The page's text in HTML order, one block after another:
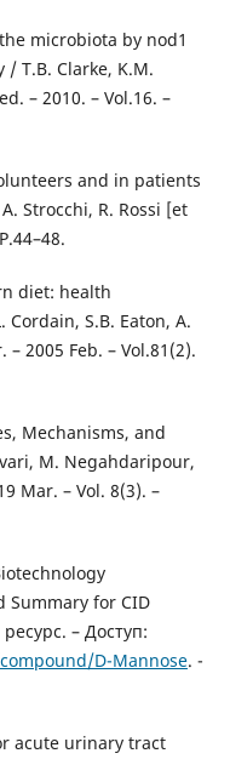
microbiota by nod1
T.B. Clarke, K.M.
– 2010. – Vol.16. –
and in patients
Strocchi, R. Rossi [et
diet: health
S.B. Eaton, A.
2005 Feb. – Vol.81(2).
Mechanisms, and
M. Negahdaripour,
Mar. – Vol. 8(3). –
Summary for CID
– Доступ:
D-Mannose. -
acute urinary tract